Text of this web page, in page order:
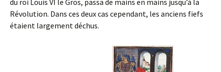
du roi Louis VI le Gros, passa de mains en mains jusqu’à la
Révolution. Dans ces deux cas cependant, les anciens fiefs
étaient largement déchus.